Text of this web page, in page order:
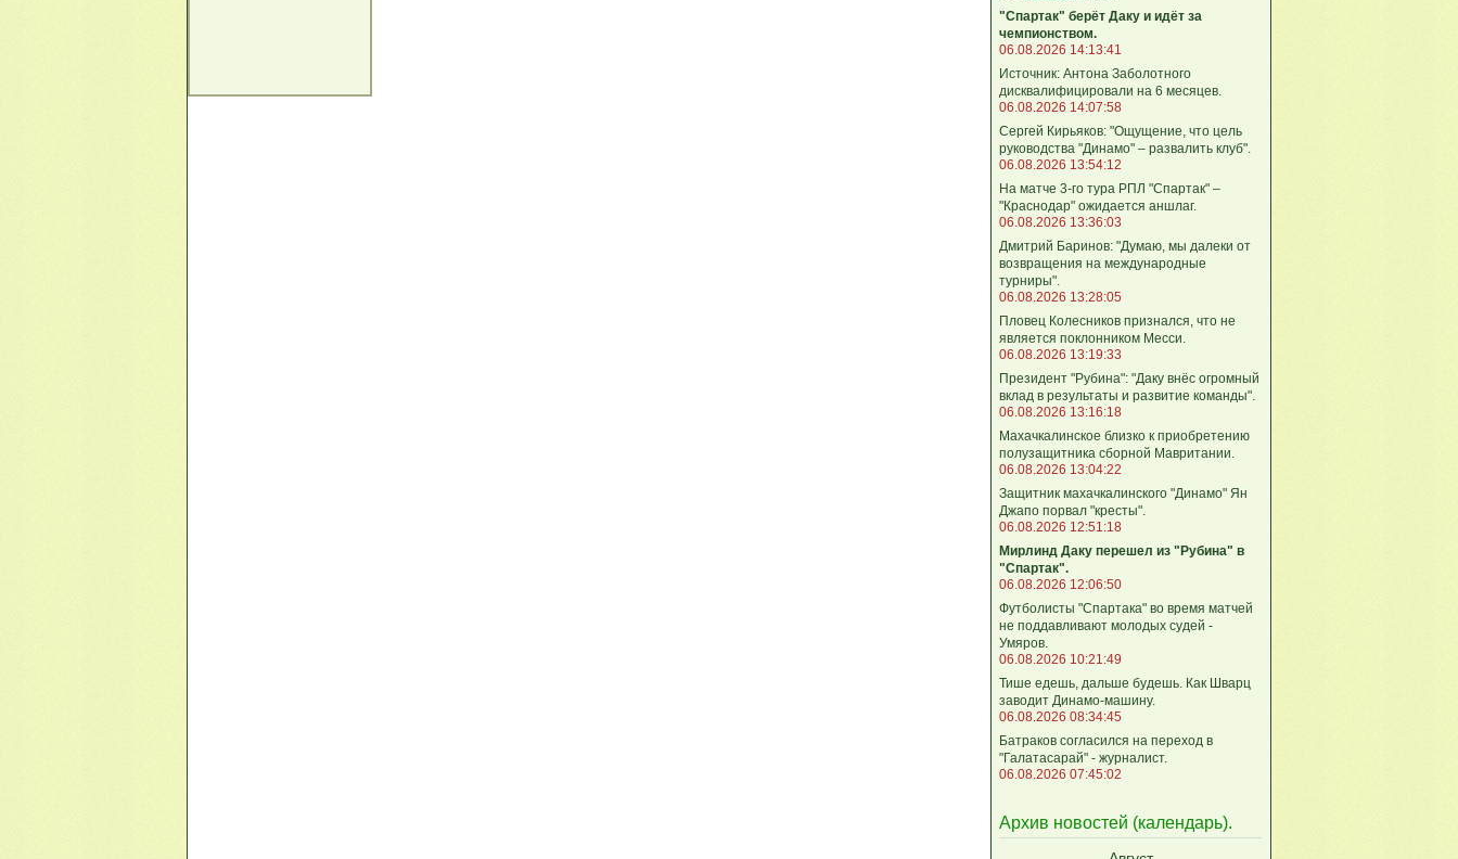
"Спартак" берёт Даку и идёт за
чемпионством.
06.08.2026 14:13:41
Источник: Антона Заболотного
дисквалифицировали на 6 месяцев.
06.08.2026 14:07:58
Сергей Кирьяков: "Ощущение, что цель
руководства "Динамо" – развалить клуб".
06.08.2026 13:54:12
На матче 3-го тура РПЛ "Спартак" –
"Краснодар" ожидается аншлаг.
06.08.2026 13:36:03
Дмитрий Баринов: "Думаю, мы далеки от
возвращения на международные
турниры".
06.08.2026 13:28:05
Пловец Колесников признался, что не
является поклонником Месси.
06.08.2026 13:19:33
Президент "Рубина": "Даку внёс огромный
вклад в результаты и развитие команды".
06.08.2026 13:16:18
Махачкалинское близко к приобретению
полузащитника сборной Мавритании.
06.08.2026 13:04:22
Защитник махачкалинского "Динамо" Ян
Джапо порвал "кресты".
06.08.2026 12:51:18
Мирлинд Даку перешел из "Рубина" в
"Спартак".
06.08.2026 12:06:50
Футболисты "Спартака" во время матчей
не поддавливают молодых судей -
Умяров.
06.08.2026 10:21:49
Тише едешь, дальше будешь. Как Шварц
заводит Динамо-машину.
06.08.2026 08:34:45
Батраков согласился на переход в
"Галатасарай" - журналист.
06.08.2026 07:45:02
Архив новостей (календарь).